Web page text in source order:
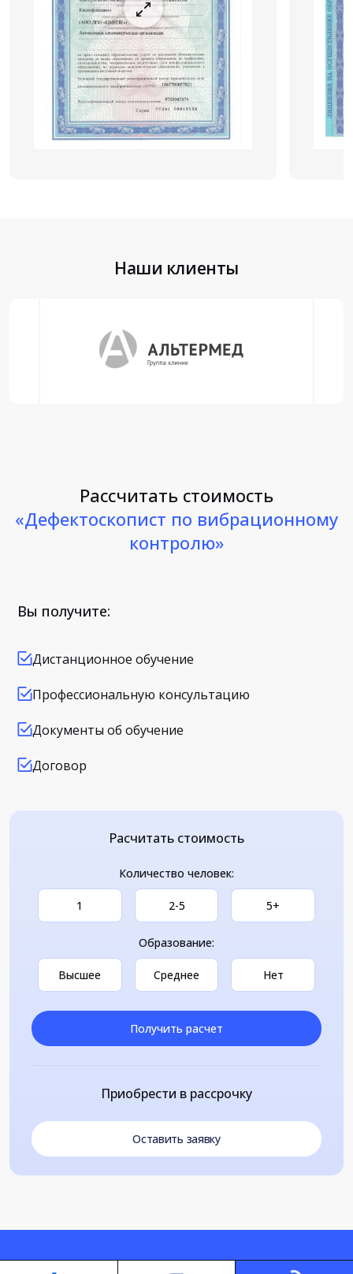
Наши клиенты
Рассчитать стоимость
«Дефектоскопист по вибрационному
контролю»
Вы получите:
Дистанционное обучение
Профессиональную консультацию
Документы об обучение
Договор
Расчитать стоимость
Количество человек:
1 2-5 5+
Образование:
Высшее Среднее Нет
Получить расчет
Приобрести в рассрочку
Оставить заявку